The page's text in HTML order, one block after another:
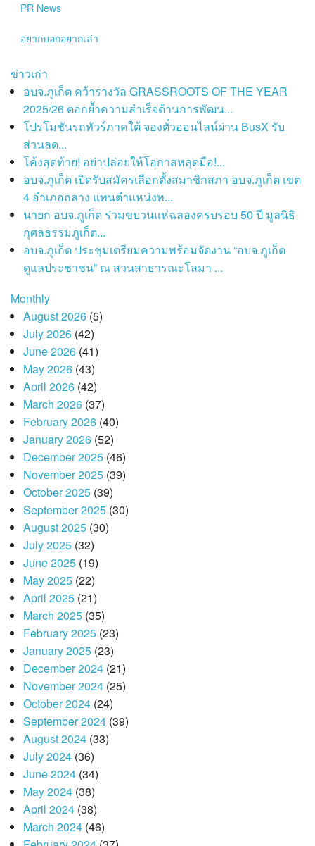
PR News
อยากบอกอยากเล่า
ข่าวเก่า
อบจ.ภูเก็ต คว้ารางวัล GRASSROOTS OF THE YEAR
2025/26 ตอกย้ำความสำเร็จด้านการพัฒน...
โปรโมชันรถทัวร์ภาคใต้ จองตั๋วออนไลน์ผ่าน BusX รับ
ส่วนลด...
โค้งสุดท้าย! อย่าปล่อยให้โอกาสหลุดมือ!...
อบจ.ภูเก็ต เปิดรับสมัครเลือกตั้งสมาชิกสภา อบจ.ภูเก็ต เขต
4 อำเภอถลาง แทนตำแหน่งท...
นายก อบจ.ภูเก็ต ร่วมขบวนแห่ฉลองครบรอบ 50 ปี มูลนิธิ
กุศลธรรมภูเก็ต...
อบจ.ภูเก็ต ประชุมเตรียมความพร้อมจัดงาน “อบจ.ภูเก็ต
ดูแลประชาชน” ณ สวนสาธารณะโลมา ...
Monthly
August 2026(5)
July 2026(42)
June 2026(41)
May 2026(43)
April 2026(42)
March 2026(37)
February 2026(40)
January 2026(52)
December 2025(46)
November 2025(39)
October 2025(39)
September 2025(30)
August 2025(30)
July 2025(32)
June 2025(19)
May 2025(22)
April 2025(21)
March 2025(35)
February 2025(23)
January 2025(23)
December 2024(21)
November 2024(25)
October 2024(24)
September 2024(39)
August 2024(33)
July 2024(36)
June 2024(34)
May 2024(38)
April 2024(38)
March 2024(46)